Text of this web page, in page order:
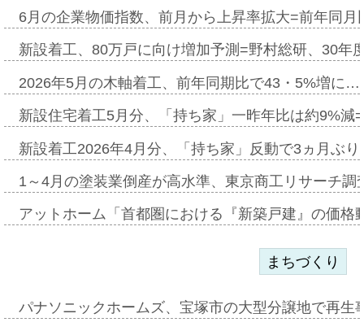
6月の企業物価指数、前月から上昇率拡大=前年同
新設着工、80万戸に向け増加予測=野村総研、30年
2026年5月の木軸着工、前年同期比で43・5%増に…
新設住宅着工5月分、「持ち家」一昨年比は約9%
新設着工2026年4月分、「持ち家」反動で3ヵ月ぶ
1～4月の塗装業倒産が高水準、東京商工リサーチ
アットホーム「首都圏における『新築戸建』の価
まちづくり
パナソニックホームズ、宝塚市の大型分譲地で再